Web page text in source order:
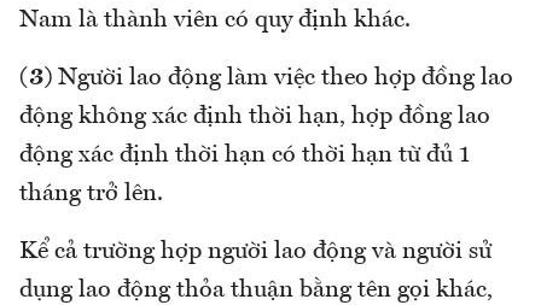
Nam là thành viên có quy định khác.
(3) Người lao động làm việc theo hợp đồng lao
động không xác định thời hạn, hợp đồng lao
động xác định thời hạn có thời hạn từ đủ 1
tháng trở lên.
Kể cả trường hợp người lao động và người sử
dụng lao động thỏa thuận bằng tên gọi khác,